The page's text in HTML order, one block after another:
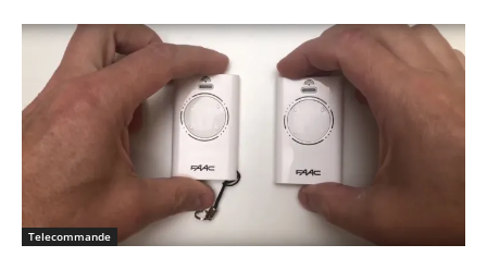
Telecommande